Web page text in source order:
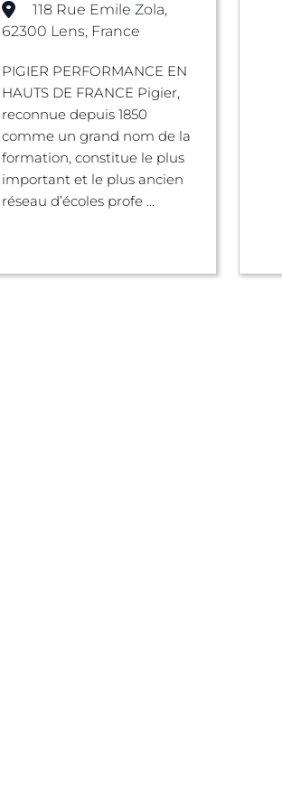
118 Rue Emile Zola,
62300 Lens, France
PIGIER PERFORMANCE EN
HAUTS DE FRANCE Pigier,
reconnue depuis 1850
comme un grand nom de la
formation, constitue le plus
important et le plus ancien
réseau d’écoles profe ...